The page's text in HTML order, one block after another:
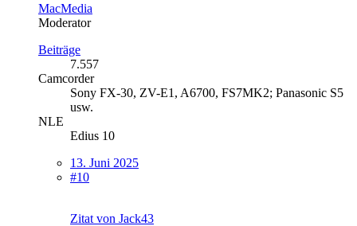
MacMedia
Moderator
Beiträge
7.557
Camcorder
Sony FX-30, ZV-E1, A6700, FS7MK2; Panasonic S5
usw.
NLE
Edius 10
13. Juni 2025
#10
Zitat von Jack43